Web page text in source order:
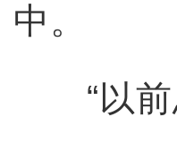
中。
“以前